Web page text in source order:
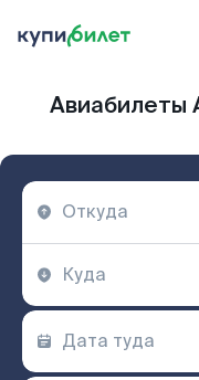
Авиабилеты